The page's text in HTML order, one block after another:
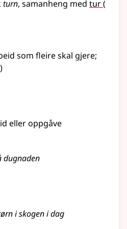
turn, samanheng med tur(
som fleire skal gjere;
elleroppgåve
dugnaden
i skogen i dag